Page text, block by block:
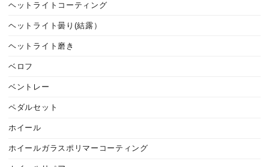
ヘットライトコーティング
ヘットライト曇り(結露）
ヘットライト磨き
ベロフ
ベントレー
ペダルセット
ホイール
ホイールガラスポリマーコーティング